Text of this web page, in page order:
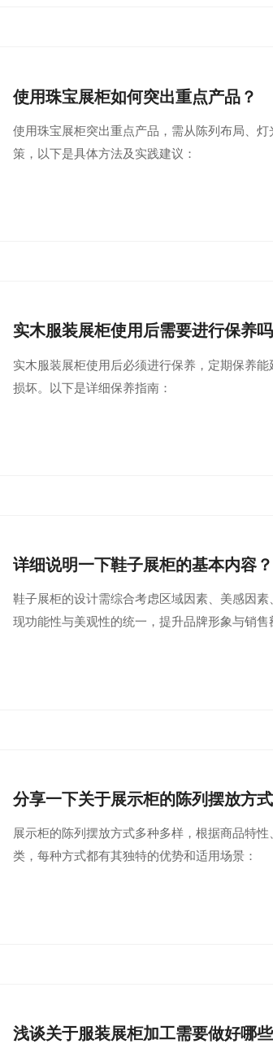
使用珠宝展柜如何突出重点产品？
使用珠宝展柜突出重点产品，需从陈列布局、
策，以下是具体方法及实践建议：
实木服装展柜使用后需要进行保养
实木服装展柜使用后必须进行保养，定期保养
损坏。以下是详细保养指南：
详细说明一下鞋子展柜的基本内容？
鞋子展柜的设计需综合考虑区域因素、美感因
现功能性与美观性的统一，提升品牌形象与销售
分享一下关于展示柜的陈列摆放方
展示柜的陈列摆放方式多种多样，根据商品特
类，每种方式都有其独特的优势和适用场景：
浅谈关于服装展柜加工需要做好哪